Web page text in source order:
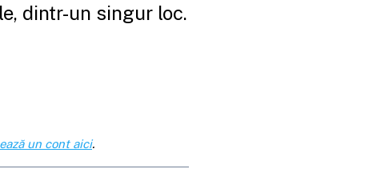
dintr-un singur loc.
un cont aici.